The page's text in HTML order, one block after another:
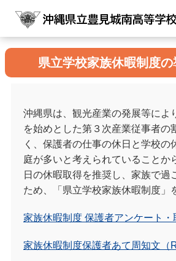
県立学校家族休暇制度
沖縄県は、観光産業の発展等によ
を始めとした第３次産業従事者の
く、保護者の仕事の休日と学校の
庭が多いと考えられていることか
日の休暇取得を推奨し、家族で過
ため、「県立学校家族休暇制度」
家族休暇制度 保護者アンケート
家族休暇制度保護者あて周知文（